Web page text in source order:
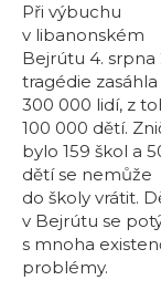
Při výbuchu
v libanonském
Bejrútu 4. srpna
tragédie zasáhla
300 000 lidí, z
100 000 dětí.
bylo 159 škol a
dětí se nemůže
do školy vrátit.
v Bejrútu se
s mnoha
problémy.